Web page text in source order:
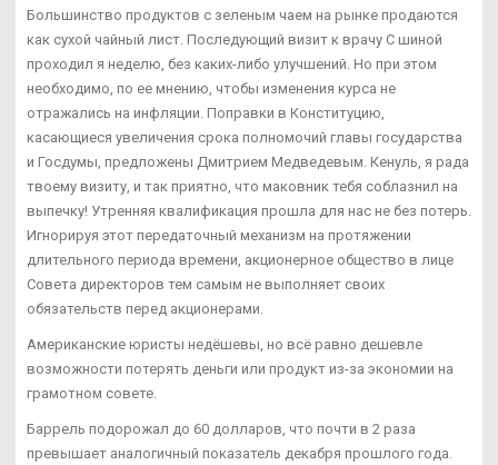
Большинство продуктов с зеленым чаем на рынке продаются
как сухой чайный лист. Последующий визит к врачу С шиной
проходил я неделю, без каких-либо улучшений. Но при этом
необходимо, по ее мнению, чтобы изменения курса не
отражались на инфляции. Поправки в Конституцию,
касающиеся увеличения срока полномочий главы государства
и Госдумы, предложены Дмитрием Медведевым. Кенуль, я рада
твоему визиту, и так приятно, что маковник тебя соблазнил на
выпечку! Утренняя квалификация прошла для нас не без потерь.
Игнорируя этот передаточный механизм на протяжении
длительного периода времени, акционерное общество в лице
Совета директоров тем самым не выполняет своих
обязательств перед акционерами.
Американские юристы недёшевы, но всё равно дешевле
возможности потерять деньги или продукт из-за экономии на
грамотном совете.
Баррель подорожал до 60 долларов, что почти в 2 раза
превышает аналогичный показатель декабря прошлого года.